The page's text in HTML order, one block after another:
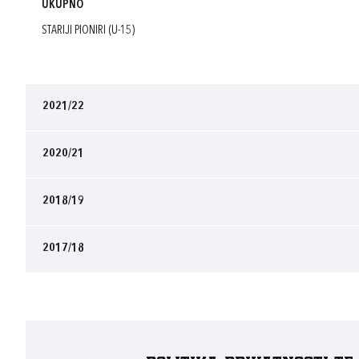
UKUPNO
STARIJI PIONIRI (U-15)
2021/22
2020/21
2018/19
2017/18